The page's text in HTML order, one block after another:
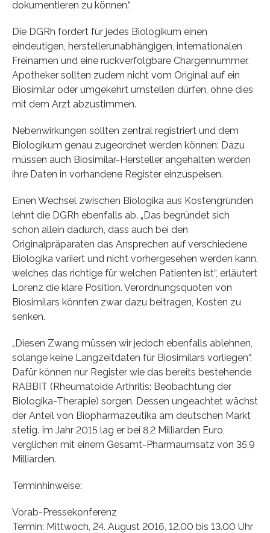
dokumentieren zu können.“
Die DGRh fordert für jedes Biologikum einen
eindeutigen, herstellerunabhängigen, internationalen
Freinamen und eine rückverfolgbare Chargennummer.
Apotheker sollten zudem nicht vom Original auf ein
Biosimilar oder umgekehrt umstellen dürfen, ohne dies
mit dem Arzt abzustimmen.
Nebenwirkungen sollten zentral registriert und dem
Biologikum genau zugeordnet werden können: Dazu
müssen auch Biosimilar-Hersteller angehalten werden
ihre Daten in vorhandene Register einzuspeisen.
Einen Wechsel zwischen Biologika aus Kostengründen
lehnt die DGRh ebenfalls ab. „Das begründet sich
schon allein dadurch, dass auch bei den
Originalpräparaten das Ansprechen auf verschiedene
Biologika variiert und nicht vorhergesehen werden kann,
welches das richtige für welchen Patienten ist“, erläutert
Lorenz die klare Position. Verordnungsquoten von
Biosimilars könnten zwar dazu beitragen, Kosten zu
senken.
„Diesen Zwang müssen wir jedoch ebenfalls ablehnen,
solange keine Langzeitdaten für Biosimilars vorliegen“.
Dafür können nur Register wie das bereits bestehende
RABBIT (Rheumatoide Arthritis: Beobachtung der
Biologika-Therapie) sorgen. Dessen ungeachtet wächst
der Anteil von Biopharmazeutika am deutschen Markt
stetig. Im Jahr 2015 lag er bei 8,2 Milliarden Euro,
verglichen mit einem Gesamt-Pharmaumsatz von 35,9
Milliarden.
Terminhinweise:
Vorab-Pressekonferenz
Termin: Mittwoch, 24. August 2016, 12.00 bis 13.00 Uhr